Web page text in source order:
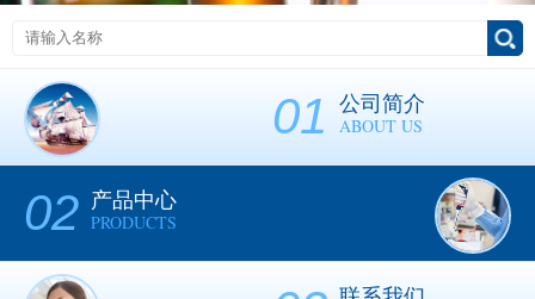
01 公司简介
ABOUT US
02 产品中心
PRODUCTS